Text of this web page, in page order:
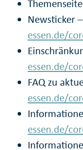
Newsticker
essen.de/
essen.de/
FAQ zu
essen.de/
essen.de/